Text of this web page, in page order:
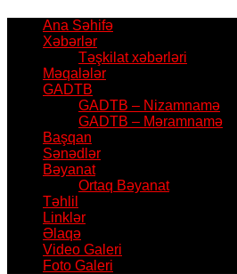
Ana Səhifə
Xəbərlər
Təşkilat xəbərləri
Məqalələr
GADTB
GADTB – Nizamnamə
GADTB – Məramnamə
Başqan
Sənədlər
Bəyanat
Ortaq Bəyanat
Təhlil
Linklər
Əlaqə
Video Galeri
Foto Galeri